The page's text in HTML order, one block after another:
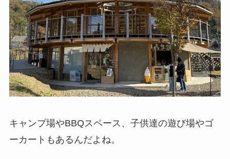
キャンプ場やBBQスペース、子供達の遊び場やゴ
ーカートもあるんだよね。